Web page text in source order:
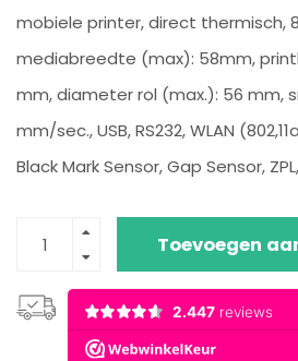
mobiele printer, direct thermisch,
mediabreedte (max): 58mm,
mm, diameter rol (max.): 56 mm,
mm/sec., USB, RS232, WLAN
Black Mark Sensor, Gap Sensor,
Toevoegen